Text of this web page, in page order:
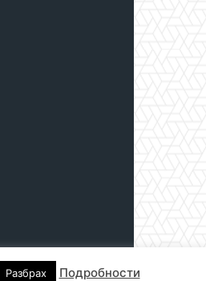
Разбрах Подробности